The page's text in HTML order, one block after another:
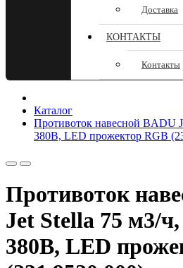
Доставка
КОНТАКТЫ
Контакты
Каталог
Противоток навесной BADU
380В, LED прожектор RGB
Противоток
Jet Stella 75 м3/
380В, LED